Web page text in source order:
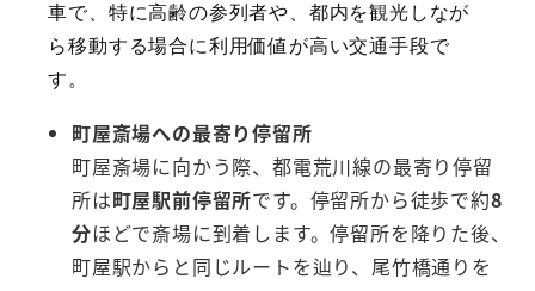
車で、特に高齢の参列者や、都内を観光しなが
ら移動する場合に利用価値が高い交通手段で
す。
町屋斎場への最寄り停留所
町屋斎場に向かう際、都電荒川線の最寄り停留
所は町屋駅前停留所です。停留所から徒歩で約8
分ほどで斎場に到着します。停留所を降りた後、
町屋駅からと同じルートを辿り、尾竹橋通りを